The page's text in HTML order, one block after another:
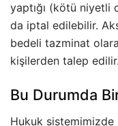
yaptığı (kötü niyetli
da iptal edilebilir.
bedeli tazminat
kişilerden talep edilir.
Bu Durumda Bir
Hukuk sistemimizde